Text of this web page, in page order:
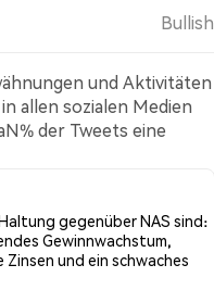
Bullish
und Aktivitäten
allen sozialen Medien
der Tweets eine
gegenüber NAS sind:
Gewinnwachstum,
und ein schwaches